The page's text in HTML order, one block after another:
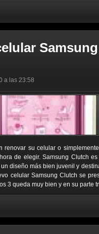
a las 23:58
renovar su celular o
de elegir. Samsung Clutch
diseño más bien juvenil y
celular Samsung Clutch se
3 queda muy bien y en su parte